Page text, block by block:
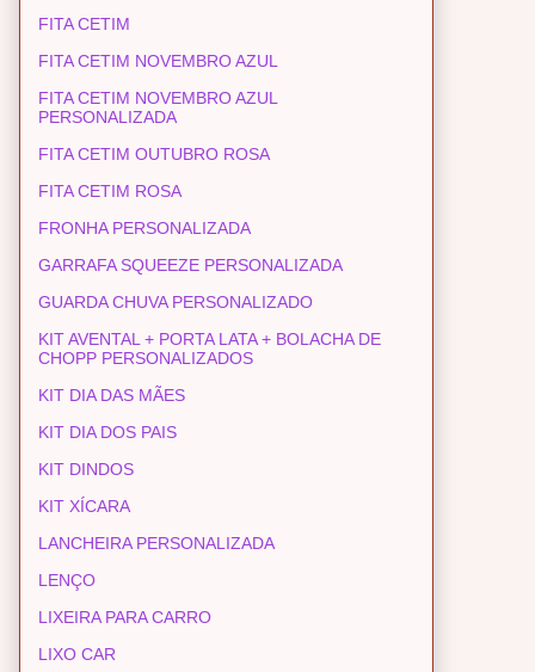
FITA CETIM
FITA CETIM NOVEMBRO AZUL
FITA CETIM NOVEMBRO AZUL
PERSONALIZADA
FITA CETIM OUTUBRO ROSA
FITA CETIM ROSA
FRONHA PERSONALIZADA
GARRAFA SQUEEZE PERSONALIZADA
GUARDA CHUVA PERSONALIZADO
KIT AVENTAL + PORTA LATA + BOLACHA DE
CHOPP PERSONALIZADOS
KIT DIA DAS MÃES
KIT DIA DOS PAIS
KIT DINDOS
KIT XÍCARA
LANCHEIRA PERSONALIZADA
LENÇO
LIXEIRA PARA CARRO
LIXO CAR